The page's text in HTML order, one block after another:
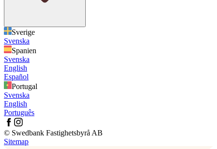
Sverige
Svenska
Spanien
Svenska
English
Español
Portugal
Svenska
English
Português
© Swedbank Fastighetsbyrå AB
Sitemap